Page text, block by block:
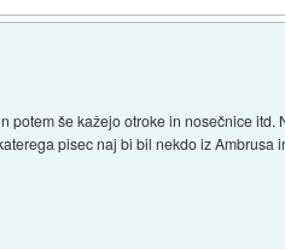
potem še kažejo otroke in nosečnice itd.
pisec naj bi bil nekdo iz Ambrusa